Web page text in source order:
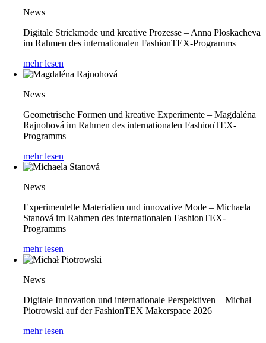
News
Digitale Strickmode und kreative Prozesse – Anna Ploskacheva
im Rahmen des internationalen FashionTEX-Programms
mehr lesen
News
Geometrische Formen und kreative Experimente – Magdaléna
Rajnohová im Rahmen des internationalen FashionTEX-
Programms
mehr lesen
News
Experimentelle Materialien und innovative Mode – Michaela
Stanová im Rahmen des internationalen FashionTEX-
Programms
mehr lesen
News
Digitale Innovation und internationale Perspektiven – Michał
Piotrowski auf der FashionTEX Makerspace 2026
mehr lesen